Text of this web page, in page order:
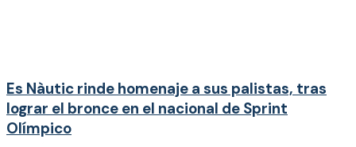
Es Nàutic rinde homenaje a sus palistas, tras
lograr el bronce en el nacional de Sprint
Olímpico